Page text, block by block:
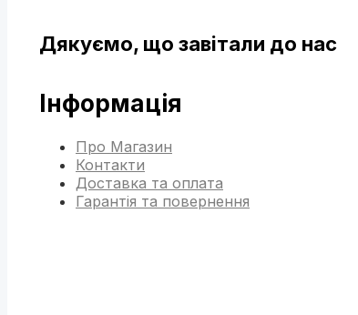
Дякуємо, що завітали до нас
Інформація
Про Магазин
Контакти
Доставка та оплата
Гарантія та повернення